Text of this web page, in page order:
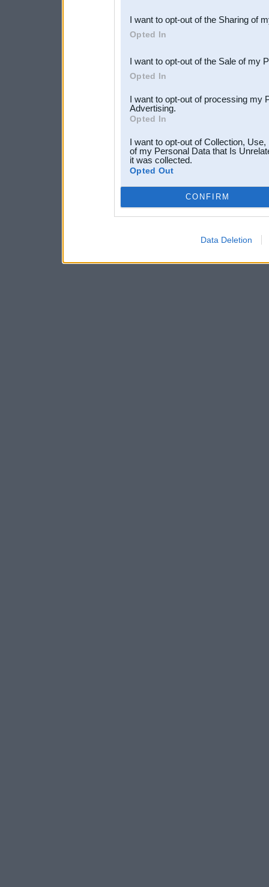
Downstream Participants
third parties.
I want to opt-out of the Sharing of
Opted In
I want to opt-out of the Sale of my
Opted In
I want to opt-out of processing my
Advertising.
Opted In
I want to opt-out of Collection,
of my Personal Data that Is
it was collected.
Opted Out
CONFIRM
Data Deletion